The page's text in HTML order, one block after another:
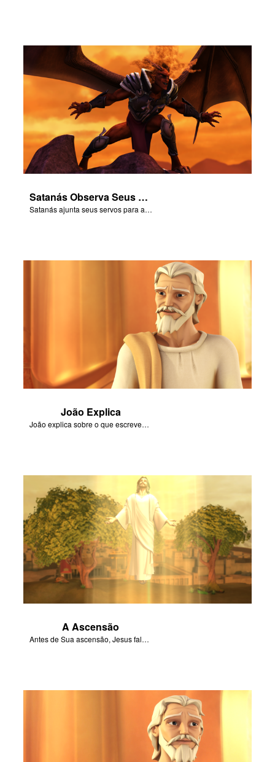
Satanás Observa Seus Servos
Satanás ajunta seus servos para a batalha final - o Armagedom!
João Explica
João explica sobre o que escreveu no Livro de Apocalipse.
A Ascensão
Antes de Sua ascensão, Jesus fala aos discípulos sobre os Espírito Santo.